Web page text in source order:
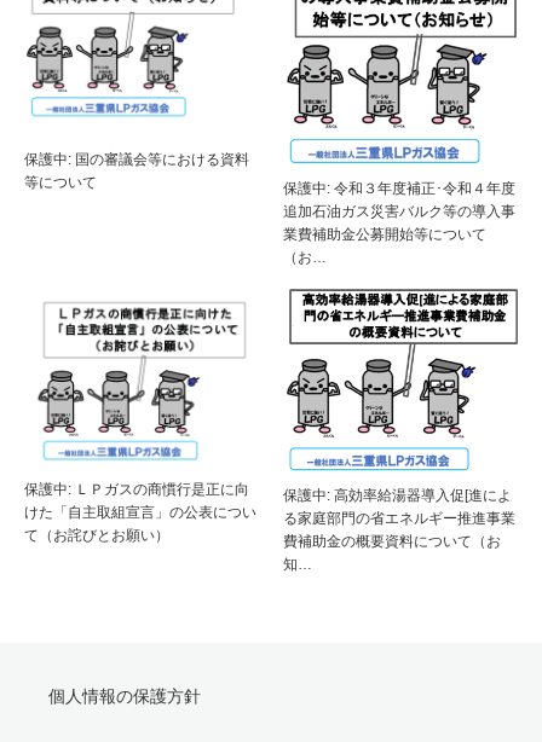
保護中: 国の審議会等における資料
等について
保護中: 令和３年度補正･令和４年度
追加石油ガス災害バルク等の導入事
業費補助金公募開始等について
（お…
保護中: ＬＰガスの商慣行是正に向
けた「自主取組宣言」の公表につい
て（お詫びとお願い）
保護中: 高効率給湯器導入促[進によ
る家庭部門の省エネルギー推進事業
費補助金の概要資料について（お
知…
個人情報の保護方針